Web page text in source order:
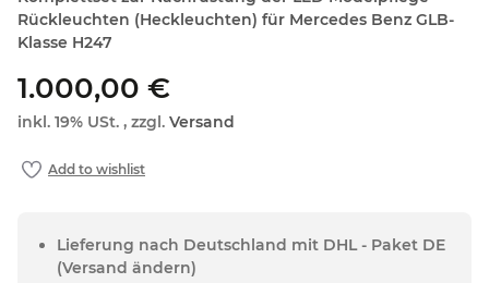
Rückleuchten (Heckleuchten) für Mercedes Benz GLB-
Klasse H247
1.000,00 €
inkl. 19% USt. , zzgl. Versand
Lieferung nach Deutschland mit DHL - Paket DE
(Versand ändern)